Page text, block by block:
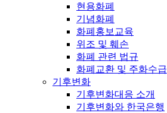
현용화폐
기념화폐
화폐홍보교육
위조 및 훼손
화폐 관련 법규
화폐교환 및 주화수급
기후변화
기후변화대응 소개
기후변화와 한국은행